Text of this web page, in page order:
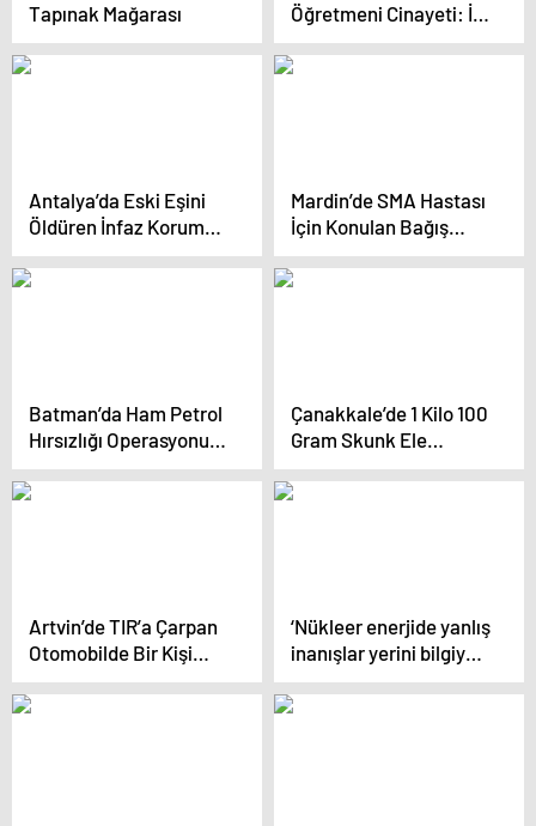
Tapınak Mağarası
Öğretmeni Cinayeti: İki
Kardeşe Yakalama
Kararı
Antalya’da Eski Eşini
Öldüren İnfaz Koruma
Memurunun Notları
Ortaya Çıktı
Mardin’de SMA Hastası
İçin Konulan Bağış
Kutusu Çalındı
Batman’da Ham Petrol
Hırsızlığı Operasyonu:
3 Tutuklama
Çanakkale’de 1 Kilo 100
Gram Skunk Ele
Geçirildi, 2 Şüpheli
Tutuklandı
Artvin’de TIR’a Çarpan
Otomobilde Bir Kişi
Hayatını Kaybetti
‘Nükleer enerjide yanlış
inanışlar yerini bilgiye
dayalı yaklaşımlara
bırakıyor’